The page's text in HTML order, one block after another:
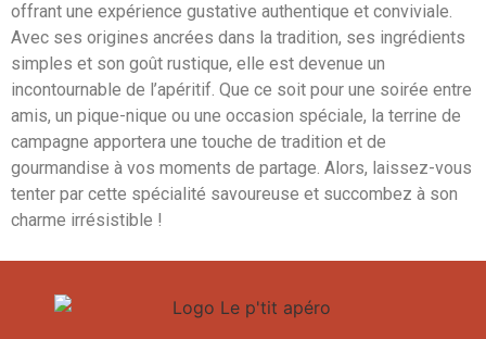
offrant une expérience gustative authentique et conviviale.
Avec ses origines ancrées dans la tradition, ses ingrédients
simples et son goût rustique, elle est devenue un
incontournable de l’apéritif. Que ce soit pour une soirée entre
amis, un pique-nique ou une occasion spéciale, la terrine de
campagne apportera une touche de tradition et de
gourmandise à vos moments de partage. Alors, laissez-vous
tenter par cette spécialité savoureuse et succombez à son
charme irrésistible !